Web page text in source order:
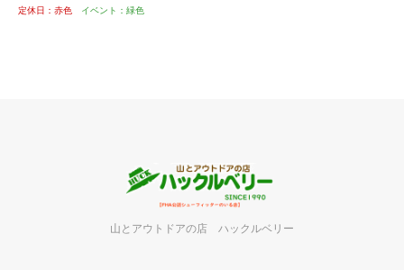
定休日：赤色 イベント：緑色
山とアウトドアの店 ハックルベリー